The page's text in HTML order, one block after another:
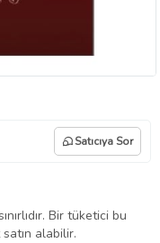
Satıcıya Sor
Bir tüketici bu
alabilir.